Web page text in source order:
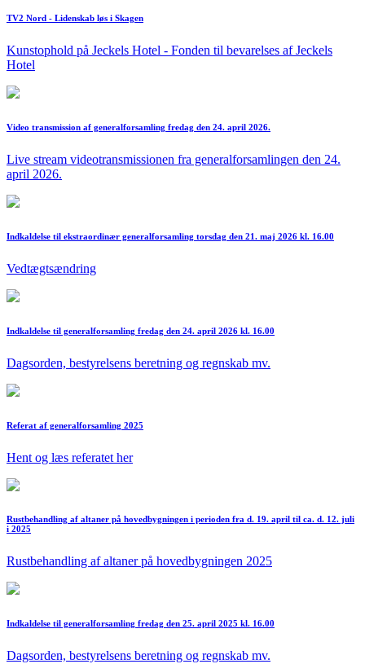
TV2 Nord - Lidenskab løs i Skagen
Kunstophold på Jeckels Hotel - Fonden til bevarelses af Jeckels
Hotel
Video transmission af generalforsamling fredag den 24. april 2026.
Live stream videotransmissionen fra generalforsamlingen den 24.
april 2026.
Indkaldelse til ekstraordinær generalforsamling torsdag den 21. maj 2026 kl. 16.00
Vedtægtsændring
Indkaldelse til generalforsamling fredag den 24. april 2026 kl. 16.00
Dagsorden, bestyrelsens beretning og regnskab mv.
Referat af generalforsamling 2025
Hent og læs referatet her
Rustbehandling af altaner på hovedbygningen i perioden fra d. 19. april til ca. d. 12. juli
i 2025
Rustbehandling af altaner på hovedbygningen 2025
Indkaldelse til generalforsamling fredag den 25. april 2025 kl. 16.00
Dagsorden, bestyrelsens beretning og regnskab mv.